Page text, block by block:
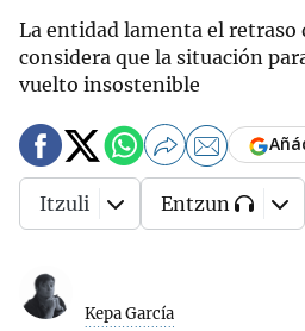
La entidad lamenta el retraso
considera que la situación
vuelto insostenible
Kepa García
Itzuli Entzun